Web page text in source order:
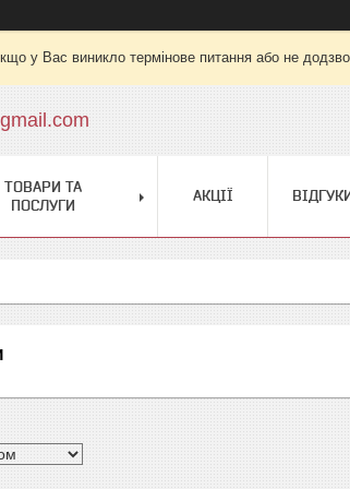
у Вас виникло термінове питання або не
ТОВАРИ ТА
ПОСЛУГИ
АКЦІЇ